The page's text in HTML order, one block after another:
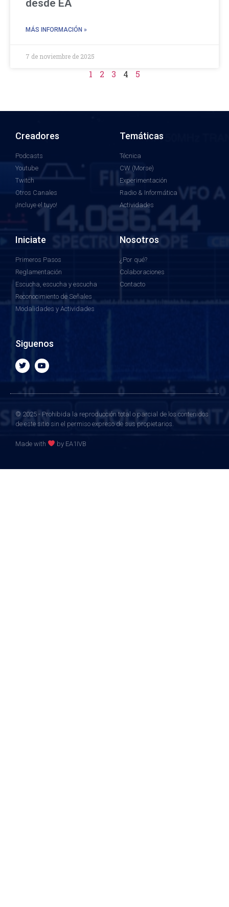
desde EA
MÁS INFORMACIÓN »
7 de noviembre de 2025
1 2 3 4 5
Creadores
Podcasts
Youtube
Twitch
Otros Canales
¡Incluye el tuyo!
Temáticas
Técnica
CW (Morse)
Experimentación
Radio & Informática
Actividades
Iniciate
Primeros Pasos
Reglamentación
Escucha, escucha y escucha
Reconocimiento de Señales
Modalidades y Actividades
Nosotros
¿Por qué?
Colaboraciones
Contacto
Siguenos
© 2025 - Prohibida la reproducción total o parcial de los contenidos
de este sitio sin el permiso expreso de sus propietarios.
Made with by EA1IVB